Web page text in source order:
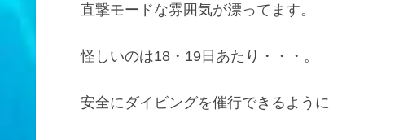
直撃モードな雰囲気が漂ってます。
怪しいのは18・19日あたり・・・。
安全にダイビングを催行できるように